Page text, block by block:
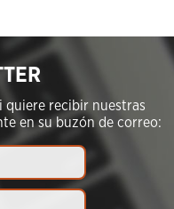
quiere recibir nuestras
en su buzón de correo: